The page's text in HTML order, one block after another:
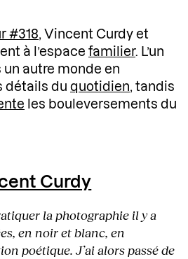
#318, Vincent Curdy et
à l’espace familier. L’un
autre monde en
détails du quotidien, tandis
les bouleversements du
Curdy
la photographie il y a
en noir et blanc, en
poétique. J’ai alors passé de